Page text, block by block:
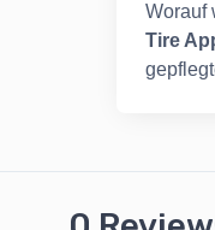
Worauf
Tire